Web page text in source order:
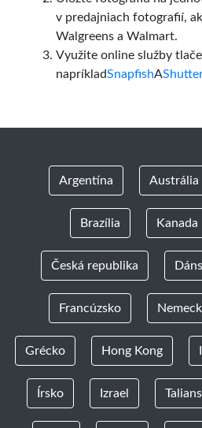
v predajniach fotografií,
Walgreens a Walmart.
Využite online služby
napríkladSnapfishA
Argentína Austrália
Brazília Kanada
Česká republika
Francúzsko
Grécko Hong Kong
Írsko Izrael